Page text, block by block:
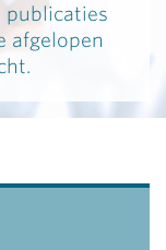
publicaties
afgelopen